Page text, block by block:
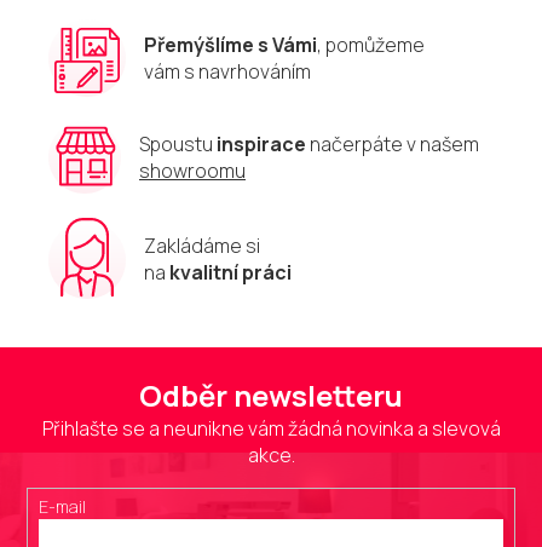
ý
p
u
Přemýšlíme s Vámi, pomůžeme
vám s navrhováním
Spoustu inspirace načerpáte v našem
showroomu
Zakládáme si
na kvalitní práci
Odběr newsletteru
Přihlašte se a neunikne vám žádná novinka a slevová
akce.
E-mail